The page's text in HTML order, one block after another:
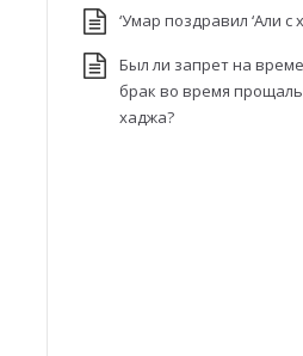
‘Умар поздравил ‘Али с
Был ли запрет на
брак во время
хаджа?